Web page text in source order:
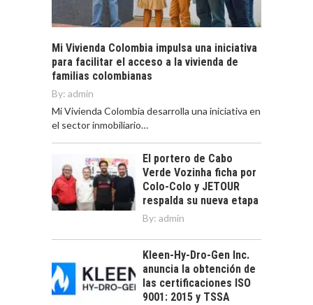
Mi Vivienda Colombia impulsa una iniciativa
para facilitar el acceso a la vivienda de
familias colombianas
By: admin
Mi Vivienda Colombia desarrolla una iniciativa en
el sector inmobiliario…
El portero de Cabo
Verde Vozinha ficha por
Colo-Colo y JETOUR
respalda su nueva etapa
By: admin
Kleen-Hy-Dro-Gen Inc.
anuncia la obtención de
las certificaciones ISO
9001: 2015 y TSSA